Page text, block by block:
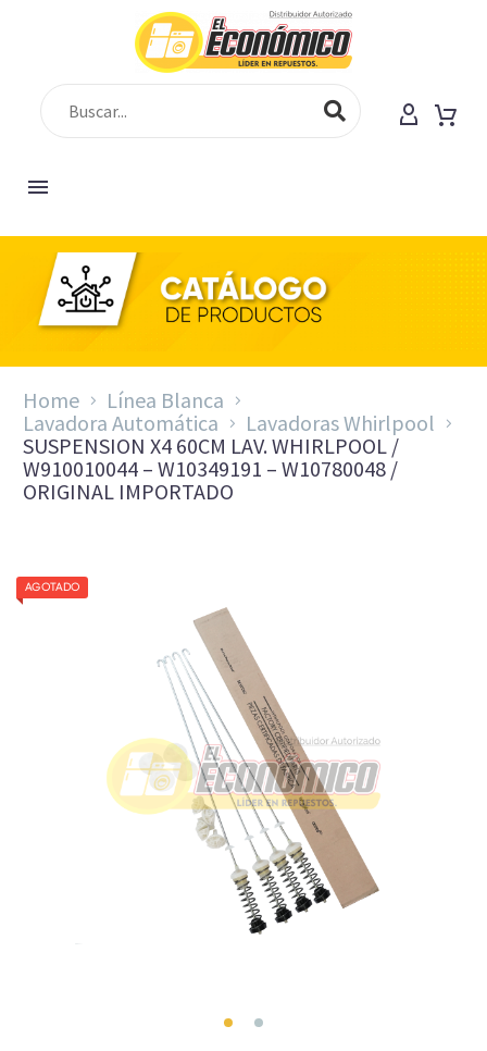
Home
Línea Blanca
Lavadora Automática
Lavadoras Whirlpool
SUSPENSION X4 60CM LAV. WHIRLPOOL /
W910010044 – W10349191 – W10780048 /
ORIGINAL IMPORTADO
AGOTADO